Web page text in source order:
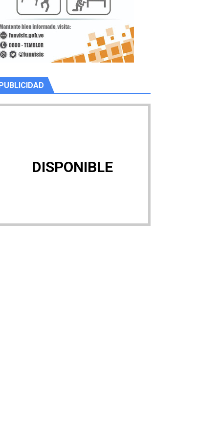
PUBLICIDAD
DISPONIBLE